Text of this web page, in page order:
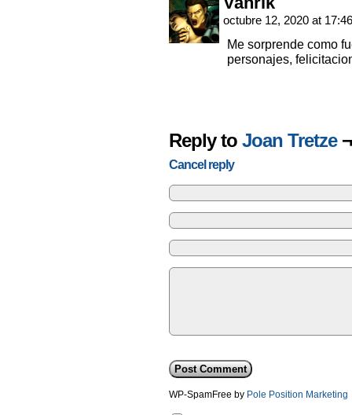
octubre 12, 2020 at
Me sorprende como
personajes,
Reply to Joan Tretze¬
Cancel reply
WP-SpamFree by Pole Position Marketing